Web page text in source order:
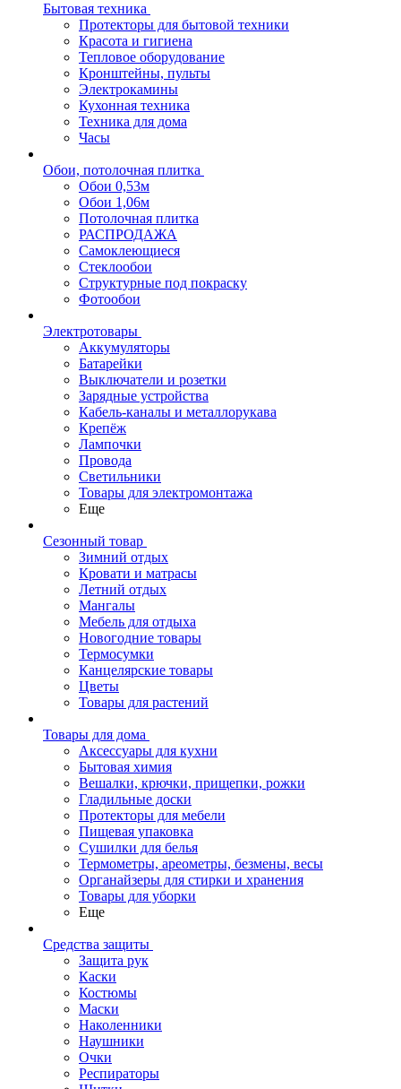
Бытовая техника
Протекторы для бытовой техники
Красота и гигиена
Тепловое оборудование
Кронштейны, пульты
Электрокамины
Кухонная техника
Техника для дома
Часы
Обои, потолочная плитка
Обои 0,53м
Обои 1,06м
Потолочная плитка
РАСПРОДАЖА
Самоклеющиеся
Стеклообои
Структурные под покраску
Фотообои
Электротовары
Аккумуляторы
Батарейки
Выключатели и розетки
Зарядные устройства
Кабель-каналы и металлорукава
Крепёж
Лампочки
Провода
Светильники
Товары для электромонтажа
Еще
Сезонный товар
Зимний отдых
Кровати и матрасы
Летний отдых
Мангалы
Мебель для отдыха
Новогодние товары
Термосумки
Канцелярские товары
Цветы
Товары для растений
Товары для дома
Аксессуары для кухни
Бытовая химия
Вешалки, крючки, прищепки, рожки
Гладильные доски
Протекторы для мебели
Пищевая упаковка
Сушилки для белья
Термометры, ареометры, безмены, весы
Органайзеры для стирки и хранения
Товары для уборки
Еще
Средства защиты
Защита рук
Каски
Костюмы
Маски
Наколенники
Наушники
Очки
Респираторы